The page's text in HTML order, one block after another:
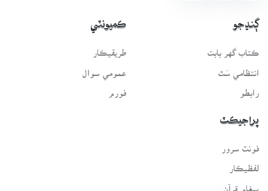
ڳنڍجو
ڪتاب گهر بابت
انتظامي سَٿ
رابطو
ڪميونٽي
طريقيڪار
عمومي سوال
فورم
پراجيڪٽ
لفظيڪار
پيغامِ قرآن